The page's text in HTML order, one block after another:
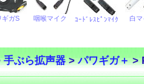
手ぶら拡声器>パワギガ＋>